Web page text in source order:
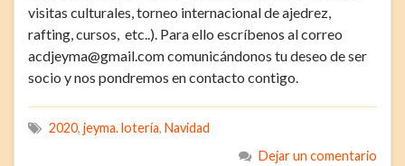
visitas culturales, torneo internacional de ajedrez,
rafting, cursos, etc..). Para ello escríbenos al correo
acdjeyma@gmail.com comunicándonos tu deseo de ser
socio y nos pondremos en contacto contigo.
2020, jeyma. lotería, Navidad
Dejar un comentario